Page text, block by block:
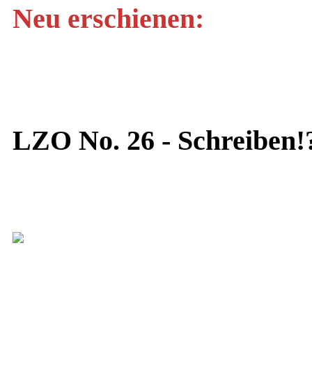
Neu erschienen:
LZO No. 26 -